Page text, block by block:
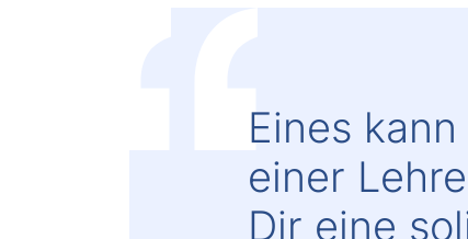
Eines
einer
Dir eine